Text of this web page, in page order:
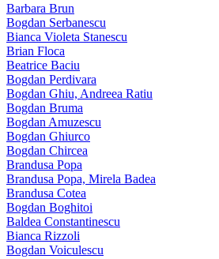
Barbara Brun
Bogdan Serbanescu
Bianca Violeta Stanescu
Brian Floca
Beatrice Baciu
Bogdan Perdivara
Bogdan Ghiu, Andreea Ratiu
Bogdan Bruma
Bogdan Amuzescu
Bogdan Ghiurco
Bogdan Chircea
Brandusa Popa
Brandusa Popa, Mirela Badea
Brandusa Cotea
Bogdan Boghitoi
Baldea Constantinescu
Bianca Rizzoli
Bogdan Voiculescu